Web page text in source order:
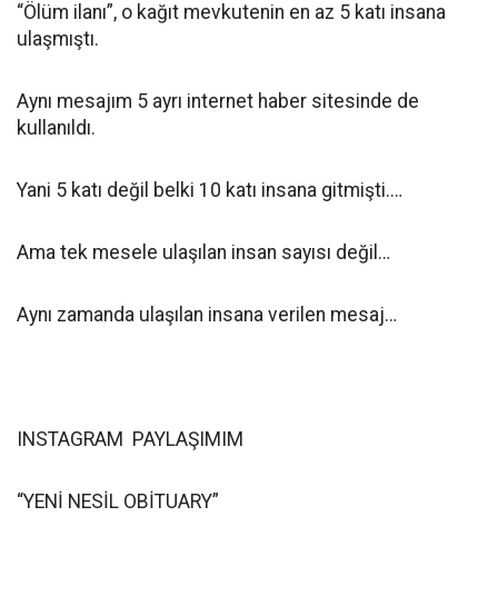
“Ölüm ilanı”, o kağıt mevkutenin en az 5 katı insana
ulaşmıştı.
Aynı mesajım 5 ayrı internet haber sitesinde de
kullanıldı.
Yani 5 katı değil belki 10 katı insana gitmişti.…
Ama tek mesele ulaşılan insan sayısı değil…
Aynı zamanda ulaşılan insana verilen mesaj…
INSTAGRAM PAYLAŞIMIM
“YENİ NESİL OBİTUARY”